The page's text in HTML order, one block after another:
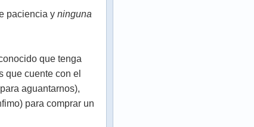
paciencia y ninguna
que tenga
que cuente con el
aguantarnos),
para comprar un